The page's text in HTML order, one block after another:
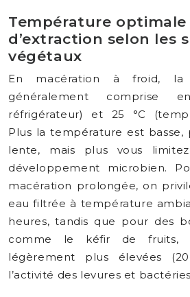
Température
d’extraction selon les
végétaux
En macération à froid, la
généralement comprise
réfrigérateur) et 25 °C
Plus la température est basse,
lente, mais plus vous
développement microbien.
macération prolongée, on
eau filtrée à température
heures, tandis que pour des
comme le kéfir de fruits,
légèrement plus élevées
l’activité des levures et